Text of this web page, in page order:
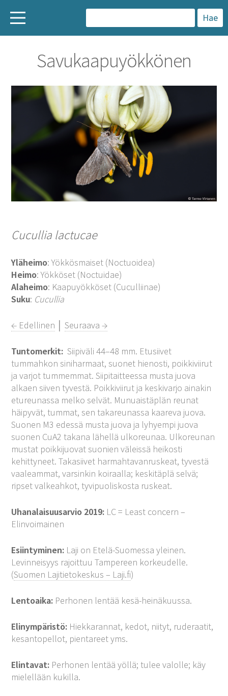
a
k
u
:
Savukaapuyökkönen
Cucullia lactucae
Yläheimo: Yökkösmaiset (Noctuoidea)
Heimo: Yökköset (Noctuidae)
Alaheimo: Kaapuyökköset (Cuculliinae)
Suku: Cucullia
← Edellinen │Seuraava →
Tuntomerkit:Siipiväli 44–48 mm. Etusiivet
tummahkon siniharmaat, suonet hienosti, poikkiviirut
ja varjot tummemmat. Siipitaitteessa musta juova
alkaen siiven tyvestä. Poikkiviirut ja keskivarjo ainakin
etureunassa melko selvät. Munuaistäplän reunat
häipyvät, tummat, sen takareunassa kaareva juova.
Suonen M3 edessä musta juova ja lyhyempi juova
suonen CuA2 takana lähellä ulkoreunaa. Ulkoreunan
mustat poikkijuovat suonien väleissä heikosti
kehittyneet. Takasiivet harmahtavanruskeat, tyvestä
vaaleammat, varsinkin koiraalla; keskitäplä selvä;
ripset valkeahkot, tyvipuoliskosta ruskeat.
Uhanalaisuusarvio 2019: LC = Least concern –
Elinvoimainen
Esiintyminen: Laji on Etelä-Suomessa yleinen.
Levinneisyys rajoittuu Tampereen korkeudelle.
(Suomen Lajitietokeskus – Laji.fi)
Lentoaika: Perhonen lentää kesä-heinäkuussa.
Elinympäristö: Hiekkarannat, kedot, niityt, ruderaatit,
kesantopellot, pientareet yms.
Elintavat: Perhonen lentää yöllä; tulee valolle; käy
mielellään kukilla.